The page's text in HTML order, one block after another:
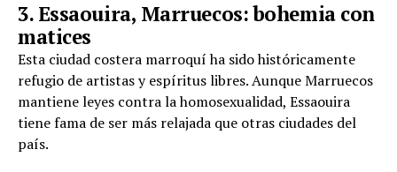
3. Essaouira, Marruecos: bohemia con
matices
Esta ciudad costera marroquí ha sido históricamente
refugio de artistas y espíritus libres. Aunque Marruecos
mantiene leyes contra la homosexualidad, Essaouira
tiene fama de ser más relajada que otras ciudades del
país.